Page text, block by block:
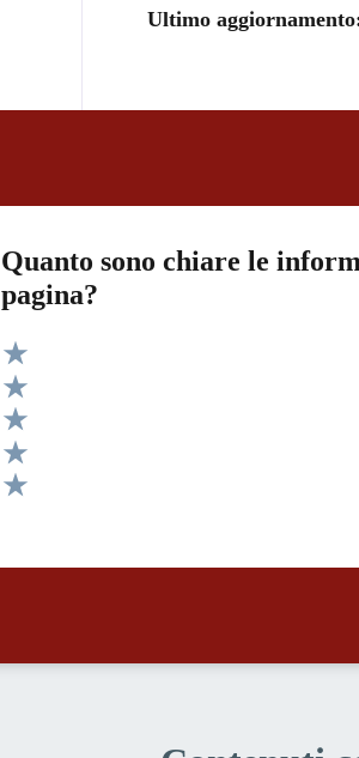
Ultimo
Quanto sono chiare le
pagina?
Valuta 5 stelle su 5
Valuta 4 stelle su 5
Valuta 3 stelle su 5
Valuta 2 stelle su 5